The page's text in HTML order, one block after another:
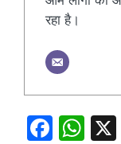
रहा है।
F
W